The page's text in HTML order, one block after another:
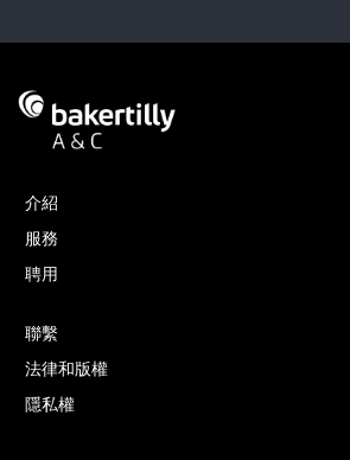
介紹
服務
聘用
聯繫
法律和版權
隱私權